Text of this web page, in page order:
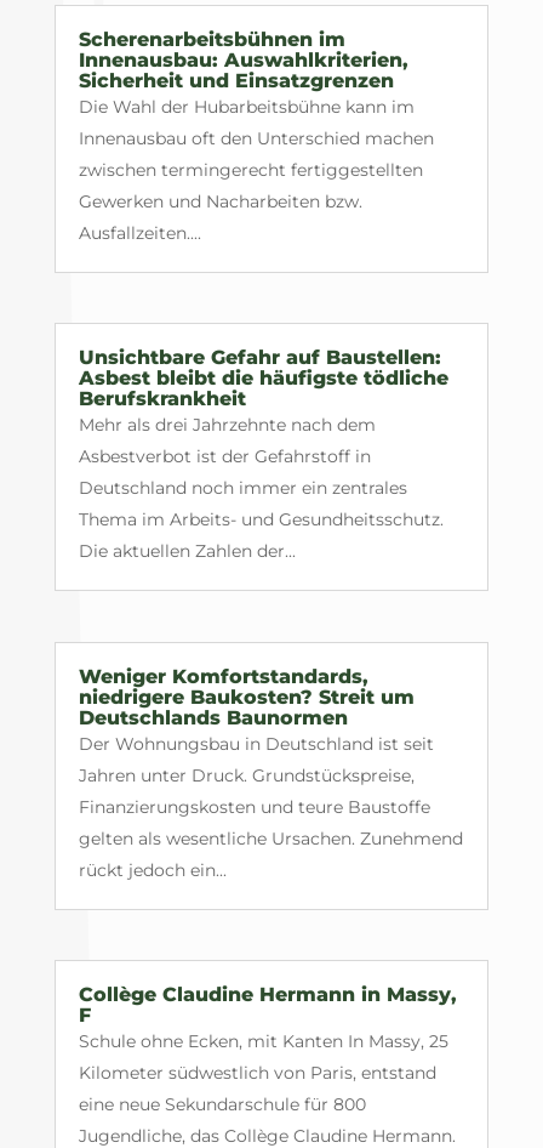
Scherenarbeitsbühnen im
Innenausbau: Auswahlkriterien,
Sicherheit und Einsatzgrenzen
Die Wahl der Hubarbeitsbühne kann im
Innenausbau oft den Unterschied machen
zwischen termingerecht fertiggestellten
Gewerken und Nacharbeiten bzw.
Ausfallzeiten....
Unsichtbare Gefahr auf Baustellen:
Asbest bleibt die häufigste tödliche
Berufskrankheit
Mehr als drei Jahrzehnte nach dem
Asbestverbot ist der Gefahrstoff in
Deutschland noch immer ein zentrales
Thema im Arbeits- und Gesundheitsschutz.
Die aktuellen Zahlen der...
Weniger Komfortstandards,
niedrigere Baukosten? Streit um
Deutschlands Baunormen
Der Wohnungsbau in Deutschland ist seit
Jahren unter Druck. Grundstückspreise,
Finanzierungskosten und teure Baustoffe
gelten als wesentliche Ursachen. Zunehmend
rückt jedoch ein...
Collège Claudine Hermann in Massy,
F
Schule ohne Ecken, mit Kanten In Massy, 25
Kilometer südwestlich von Paris, entstand
eine neue Sekundarschule für 800
Jugendliche, das Collège Claudine Hermann.